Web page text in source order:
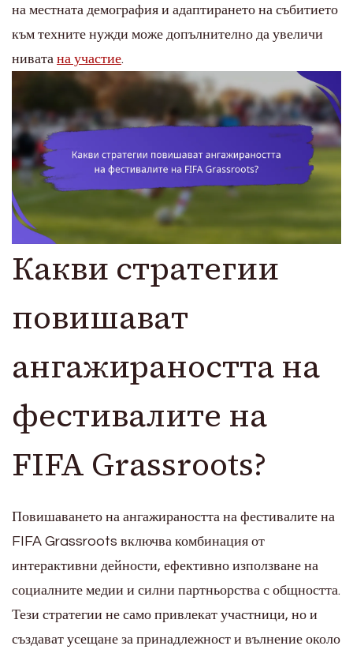
на местната демография и адаптирането на събитието
към техните нужди може допълнително да увеличи
нивата на участие.
Какви стратегии
повишават
ангажираността на
фестивалите на
FIFA Grassroots?
Повишаването на ангажираността на фестивалите на
FIFA Grassroots включва комбинация от
интерактивни дейности, ефективно използване на
социалните медии и силни партньорства с общността.
Тези стратегии не само привлекат участници, но и
създават усещане за принадлежност и вълнение около